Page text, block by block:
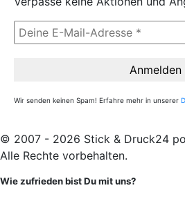
Wir senden keinen Spam! Erfahre mehr in unserer
© 2007 - 2026 Stick & Druck24
Alle Rechte vorbehalten.
Wie zufrieden bist Du mit uns?